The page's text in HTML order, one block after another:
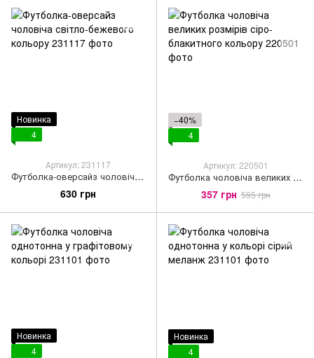
Новинка
4
Артикул: 231117
Футболка-оверсайз чоловіча світло-бежевого кольору
630 грн
−40%
4
Артикул: 220501
Футболка чоловіча великих розмірів сіро-блакитного кольору
357 грн 595 грн
Новинка
4
Новинка
4